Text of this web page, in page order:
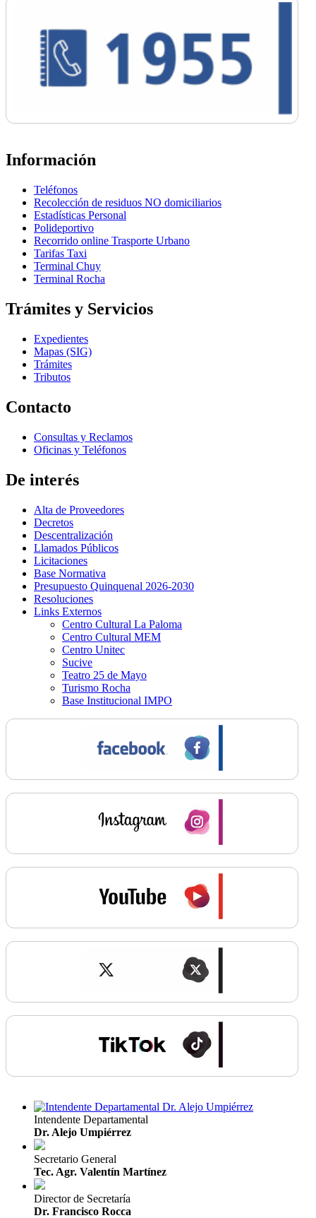
Información
Teléfonos
Recolección de residuos NO domiciliarios
Estadísticas Personal
Polideportivo
Recorrido online Trasporte Urbano
Tarifas Taxi
Terminal Chuy
Terminal Rocha
Trámites y Servicios
Expedientes
Mapas (SIG)
Trámites
Tributos
Contacto
Consultas y Reclamos
Oficinas y Teléfonos
De interés
Alta de Proveedores
Decretos
Descentralización
Llamados Públicos
Licitaciones
Base Normativa
Presupuesto Quinquenal 2026-2030
Resoluciones
Links Externos
Centro Cultural La Paloma
Centro Cultural MEM
Centro Unitec
Sucive
Teatro 25 de Mayo
Turismo Rocha
Base Institucional IMPO
Intendente Departamental
Dr. Alejo Umpiérrez
Secretario General
Tec. Agr. Valentín Martínez
Director de Secretaría
Dr. Francisco Rocca